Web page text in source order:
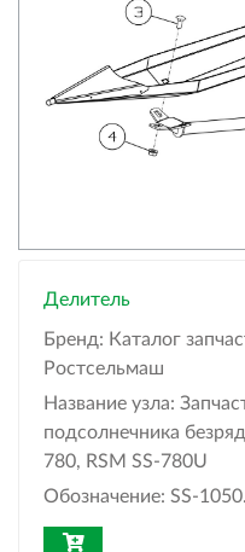
Делитель
Бренд: Каталог
Ростсельмаш
Название узла:
подсолнечника
780, RSM SS-780U
Обозначение: SS-